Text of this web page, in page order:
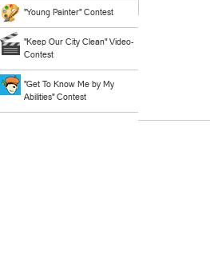
"Young Painter" Contest
"Keep Our City Clean" Video-
Contest
"Get To Know Me by My
Abilities" Contest